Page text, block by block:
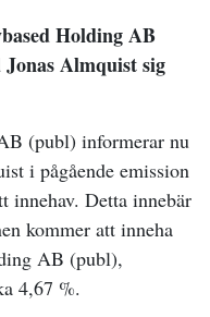
Holding AB
Almquist sig
(publ) informerar nu
i pågående emission
innehav. Detta innebär
kommer att inneha
AB (publ),
4,67 %.